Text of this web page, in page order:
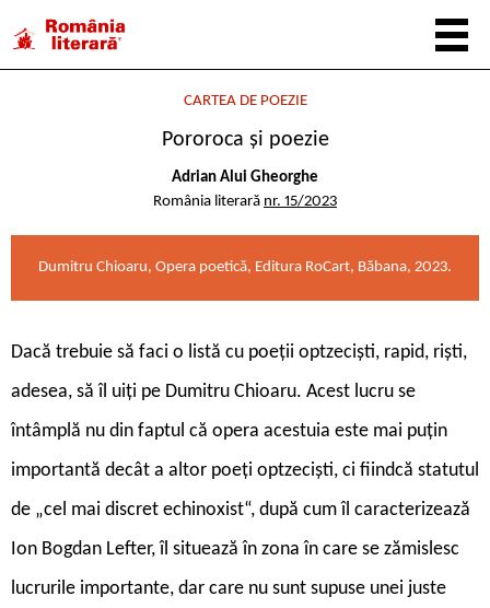
CARTEA DE POEZIE
Pororoca și poezie
Adrian Alui Gheorghe
România literară nr. 15/2023
Dumitru Chioaru, Opera poetică, Editura RoCart, Băbana, 2023.
Dacă trebuie să faci o listă cu poeții optzeciști, rapid, riști,
adesea, să îl uiți pe Dumitru Chioaru. Acest lucru se
întâmplă nu din faptul că opera acestuia este mai puțin
importantă decât a altor poeți optzeciști, ci fiindcă statutul
de „cel mai discret echinoxist“, după cum îl caracterizează
Ion Bogdan Lefter, îl situează în zona în care se zămislesc
lucrurile importante, dar care nu sunt supuse unei juste